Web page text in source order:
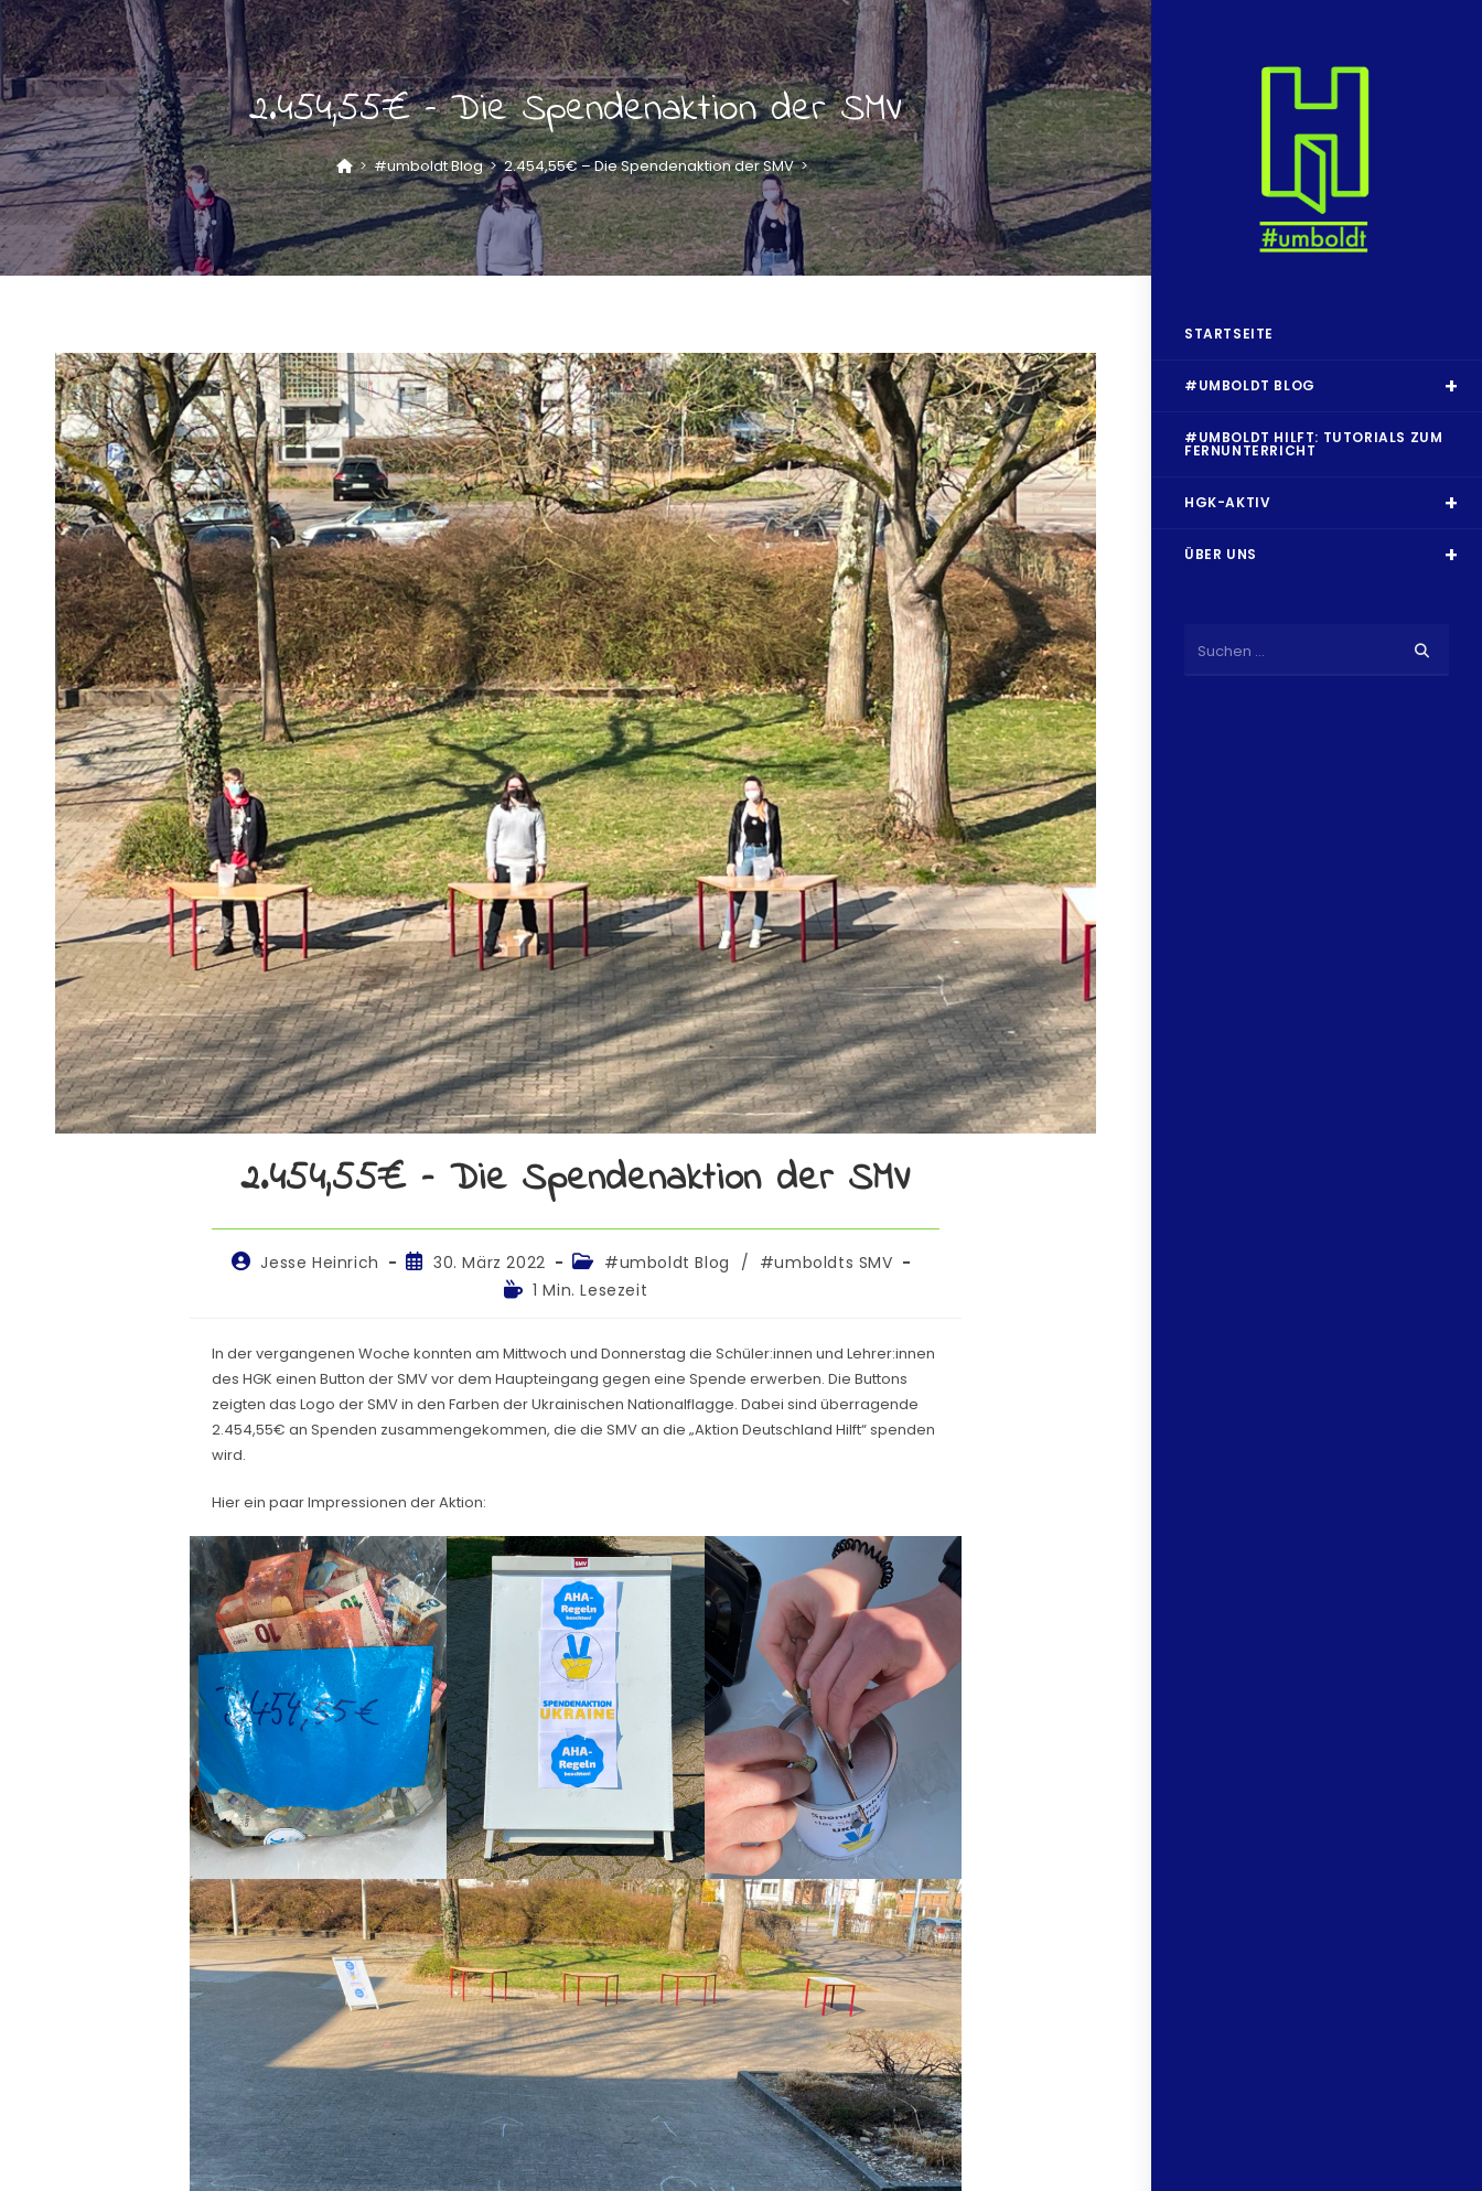
STARTSEITE
#UMBOLDT BLOG
#UMBOLDT HILFT: TUTORIALS ZUM
FERNUNTERRICHT
HGK-AKTIV
ÜBER UNS
Suchen …
2.454,55€ – Die Spendenaktion der SMV
> #umboldt Blog > 2.454,55€ – Die Spendenaktion der SMV >
2.454,55€ – Die Spendenaktion der SMV
Jesse Heinrich 30. März 2022 #umboldt Blog / #umboldts SMV
1 Min. Lesezeit
In der vergangenen Woche konnten am Mittwoch und Donnerstag die Schüler:innen und Lehrer:innen
des HGK einen Button der SMV vor dem Haupteingang gegen eine Spende erwerben. Die Buttons
zeigten das Logo der SMV in den Farben der Ukrainischen Nationalflagge. Dabei sind überragende
2.454,55€ an Spenden zusammengekommen, die die SMV an die „Aktion Deutschland Hilft“ spenden
wird.
Hier ein paar Impressionen der Aktion: